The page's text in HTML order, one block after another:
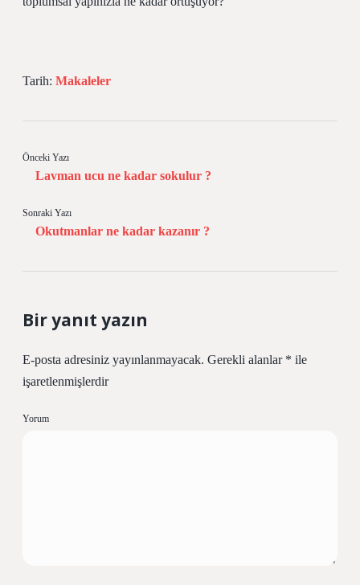
Tarih: Makaleler
Önceki Yazı
Lavman ucu ne kadar sokulur ?
Sonraki Yazı
Okutmanlar ne kadar kazanır ?
Bir yanıt yazın
E-posta adresiniz yayınlanmayacak. Gerekli alanlar * ile
işaretlenmişlerdir
Yorum